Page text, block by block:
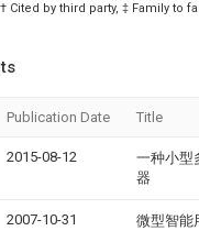
Cited by third party, ‡ Family to
Publication Date Title
2015-08-12
一种小型
器
2007-10-31 微型智能